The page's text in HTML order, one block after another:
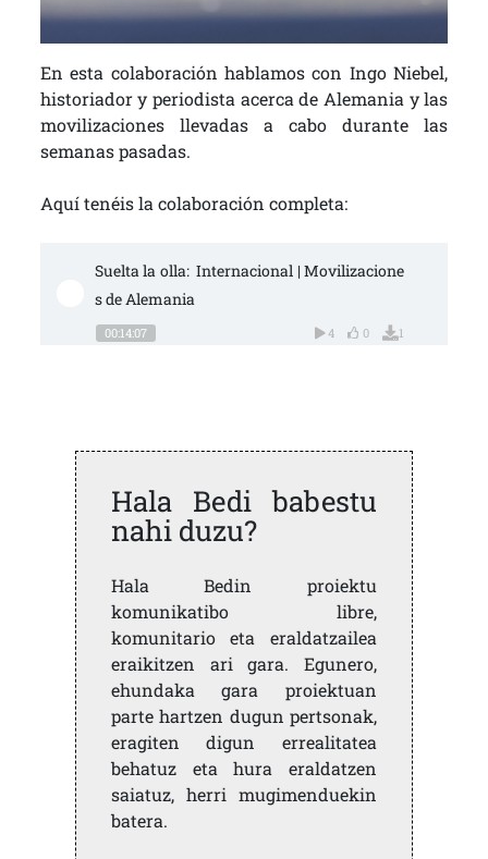
En esta colaboración hablamos con Ingo Niebel,
historiador y periodista acerca de Alemania y las
movilizaciones llevadas a cabo durante las
semanas pasadas.
Aquí tenéis la colaboración completa:
Suelta la olla:  Internacional | Movilizacione
s de Alemania
00:14:07 4 0 1
Hala Bedi babestu
nahi duzu?
Hala Bedin proiektu
komunikatibo libre,
komunitario eta eraldatzailea
eraikitzen ari gara. Egunero,
ehundaka gara proiektuan
parte hartzen dugun pertsonak,
eragiten digun errealitatea
behatuz eta hura eraldatzen
saiatuz, herri mugimenduekin
batera.